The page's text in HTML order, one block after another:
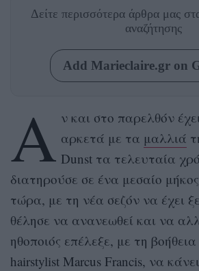
Δείτε περισσότερα άρθρα μας
αναζήτησης
Add Marieclaire.gr on
Α ν και στο παρελθόν
αρκετά με τα μαλλιά
Dunst τα τελευταία
διατηρούσε σε ένα μεσαίο
τώρα, με τη νέα σεζόν να έχει
θέλησε να ανανεωθεί και να
ηθοποιός επέλεξε, με τη
hairstylist Marcus Francis, να